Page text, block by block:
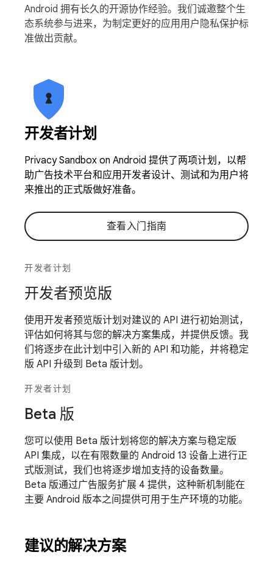
Android 拥有长久的开源协作经验。我们诚邀整个生
态系统参与进来，为制定更好的应用用户隐私保护标
准做出贡献。
开发者计划
Privacy Sandbox on Android 提供了两项计划，以帮
助广告技术平台和应用开发者设计、测试和为用户将
来推出的正式版做好准备。
查看入门指南
开发者计划
开发者预览版
使用开发者预览版计划对建议的 API 进行初始测试，
评估如何将其与您的解决方案集成，并提供反馈。我
们将逐步在此计划中引入新的 API 和功能，并将稳定
版 API 升级到 Beta 版计划。
开发者计划
Beta 版
您可以使用 Beta 版计划将您的解决方案与稳定版
API 集成，以在有限数量的 Android 13 设备上进行正
式版测试，我们也将逐步增加支持的设备数量。
Beta 版通过广告服务扩展 4 提供，这种新机制能在
主要 Android 版本之间提供可用于生产环境的功能。
建议的解决方案